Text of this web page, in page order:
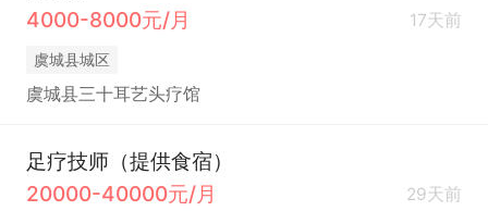
4000-8000元/月
17天前
虞城县城区
虞城县三十耳艺头疗馆
足疗技师（提供食宿）
20000-40000元/月
29天前